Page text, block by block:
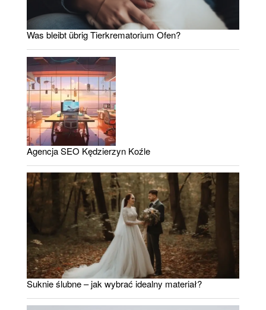
Was bleibt übrig Tierkrematorium Ofen?
Agencja SEO Kędzierzyn Koźle
Suknie ślubne – jak wybrać idealny materiał?